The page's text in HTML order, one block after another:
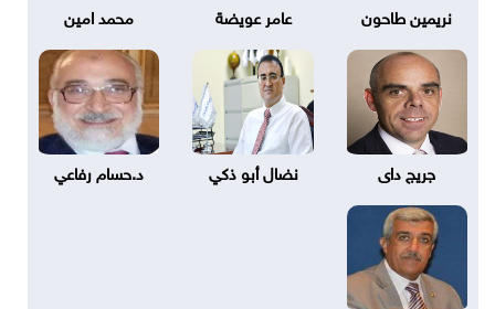
نريمين طاحون عامر عويضة محمد امين
جريج داى نضال أبو ذكي د.حسام رفاعي